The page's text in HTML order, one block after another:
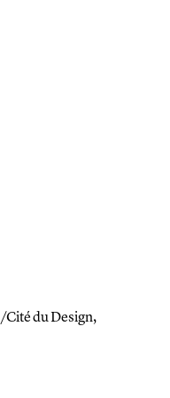
/Cité du Design,